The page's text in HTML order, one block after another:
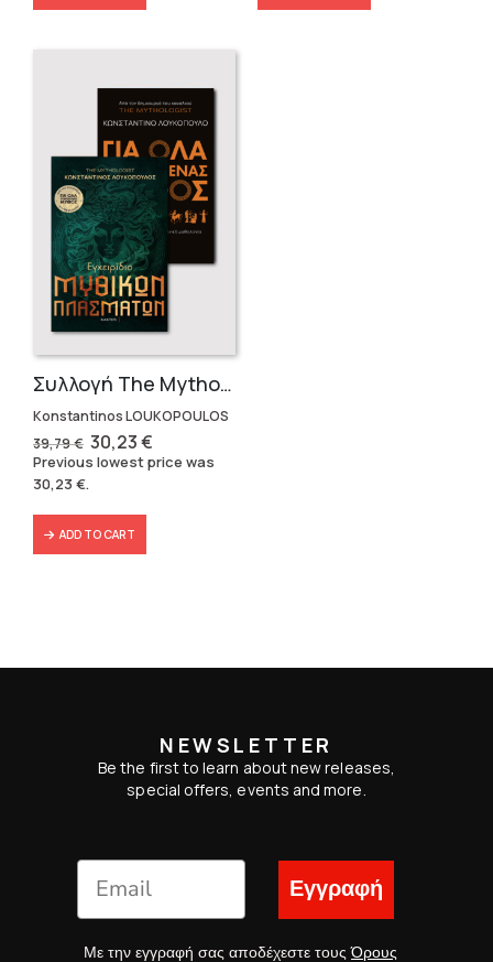
Συλλογή The Mythologist (2 βιβλία)
Konstantinos LOUKOPOULOS
39,79€ Original
price
was:
39,79 €.
30,23€Current
price
is:
Previous lowest price was
30,23€.
ADD TO CART
NEWSLETTER
Be the first to learn about new releases,
special offers, events and more.
Εγγραφή
Με την εγγραφή σας αποδέχεστε τουςΌρους